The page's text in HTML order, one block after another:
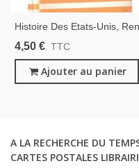
Histoire Des Etats-Unis,
Raymond, 1984 - Politique
Amérique, Etats-Unis, Que
Sais-Je
4,50 € TTC
Ajouter au panier
A LA RECHERCHE DU
CARTES POSTALES